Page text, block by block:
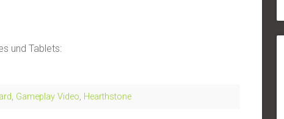
und Tablets:
, Gameplay Video, Hearthstone